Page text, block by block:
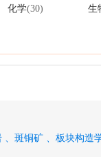
化学(30) 生
斑铜矿 、 板块构造